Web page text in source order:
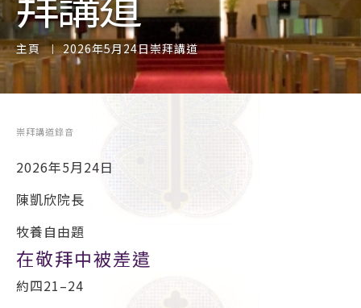
主頁 2026年5月24日崇拜講道
崇拜講道錄音
2026年5月24日
陳凱欣院長
牧養自由題
在敬拜中被差遣
約四21–24